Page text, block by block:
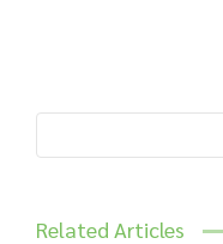
Related Articles